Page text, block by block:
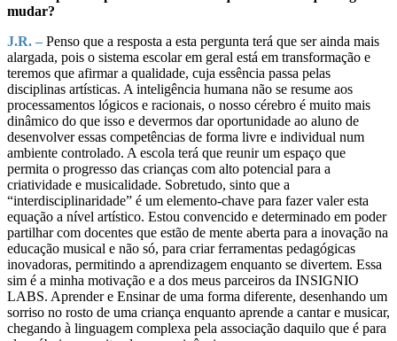
mudar?
J.R. – Penso que a resposta a esta pergunta terá que ser ainda mais
alargada, pois o sistema escolar em geral está em transformação e
teremos que afirmar a qualidade, cuja essência passa pelas
disciplinas artísticas. A inteligência humana não se resume aos
processamentos lógicos e racionais, o nosso cérebro é muito mais
dinâmico do que isso e devermos dar oportunidade ao aluno de
desenvolver essas competências de forma livre e individual num
ambiente controlado. A escola terá que reunir um espaço que
permita o progresso das crianças com alto potencial para a
criatividade e musicalidade. Sobretudo, sinto que a
“interdisciplinaridade” é um elemento-chave para fazer valer esta
equação a nível artístico. Estou convencido e determinado em poder
partilhar com docentes que estão de mente aberta para a inovação na
educação musical e não só, para criar ferramentas pedagógicas
inovadoras, permitindo a aprendizagem enquanto se divertem. Essa
sim é a minha motivação e a dos meus parceiros da INSIGNIO
LABS. Aprender e Ensinar de uma forma diferente, desenhando um
sorriso no rosto de uma criança enquanto aprende a cantar e musicar,
chegando à linguagem complexa pela associação daquilo que é para